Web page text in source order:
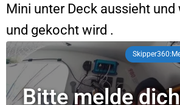
Mini unter Deck aussieht
und gekocht wird .
Bitte melde